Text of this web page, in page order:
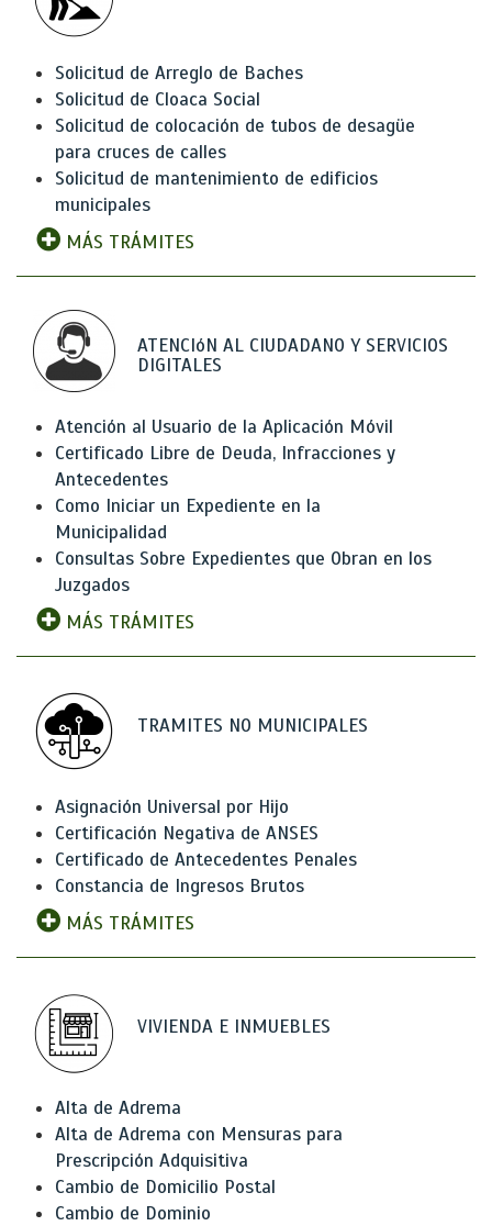
Solicitud de Arreglo de Baches
Solicitud de Cloaca Social
Solicitud de colocación de tubos de desagüe
para cruces de calles
Solicitud de mantenimiento de edificios
municipales
MÁS TRÁMITES
ATENCIóN AL CIUDADANO Y SERVICIOS
DIGITALES
Atención al Usuario de la Aplicación Móvil
Certificado Libre de Deuda, Infracciones y
Antecedentes
Como Iniciar un Expediente en la
Municipalidad
Consultas Sobre Expedientes que Obran en los
Juzgados
MÁS TRÁMITES
TRAMITES NO MUNICIPALES
Asignación Universal por Hijo
Certificación Negativa de ANSES
Certificado de Antecedentes Penales
Constancia de Ingresos Brutos
MÁS TRÁMITES
VIVIENDA E INMUEBLES
Alta de Adrema
Alta de Adrema con Mensuras para
Prescripción Adquisitiva
Cambio de Domicilio Postal
Cambio de Dominio